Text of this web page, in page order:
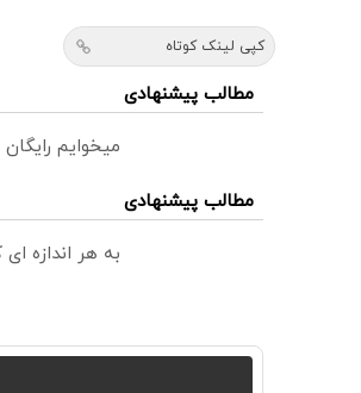
کپی لینک کوتاه
مطالب پیشنهادی
میخوایم
مطالب پیشنهادی
به هر اندازه